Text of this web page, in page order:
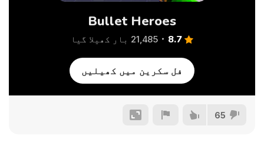
Bullet Heroes
8.7 21,485 بار کھیلا گیا
فل سکرین میں کھیلیں
65